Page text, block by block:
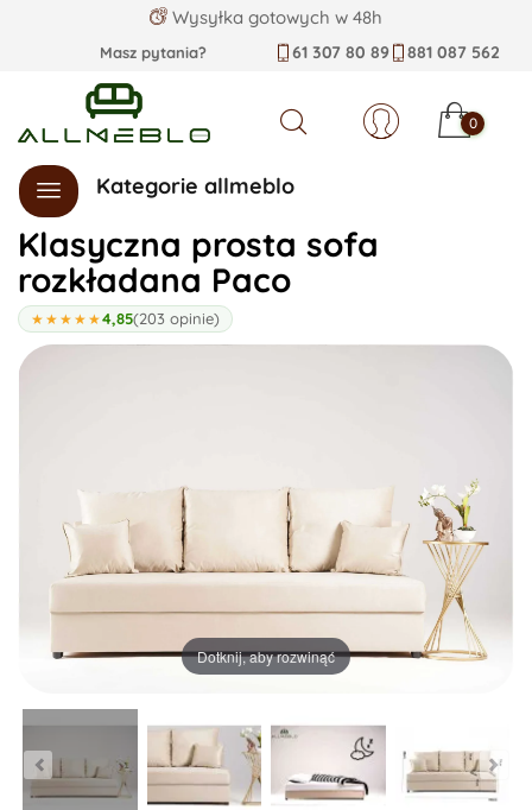
Wysyłka gotowych w 48h
Masz pytania? 61 307 80 89 881 087 562
Szukaj 0
Kategorie allmeblo
Klasyczna prosta sofa
rozkładana Paco
★★★★★4,85(203 opinie)
Dotknij, aby rozwinąć